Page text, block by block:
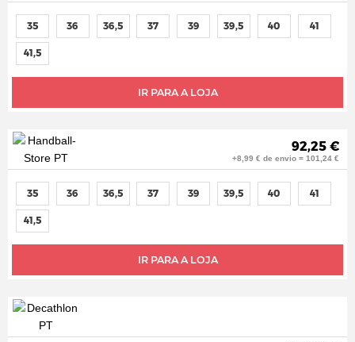
IR PARA A LOJA
35 36 36,5 37 39 39,5 40 41
41,5
92,25 €
+8,99 € de envio = 101,24 €
IR PARA A LOJA
35 36 36,5 37 39 39,5 40 41
41,5